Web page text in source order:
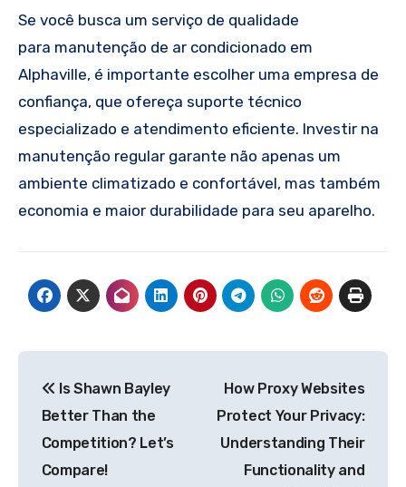
Se você busca um serviço de qualidade
para manutenção de ar condicionado em
Alphaville, é importante escolher uma empresa de
confiança, que ofereça suporte técnico
especializado e atendimento eficiente. Investir na
manutenção regular garante não apenas um
ambiente climatizado e confortável, mas também
economia e maior durabilidade para seu aparelho.
navigation
Is Shawn Bayley
Better Than the
Competition? Let’s
Compare!
How Proxy Websites
Protect Your Privacy:
Understanding Their
Functionality and